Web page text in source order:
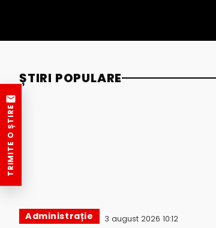
ȘTIRI POPULARE
Administrație 3 august 2026 10:12
TRIMITE O ȘTIRE